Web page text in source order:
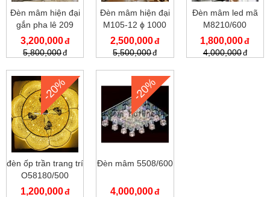
Đèn mâm hiện đại
gắn pha lê 209
3,200,000
5,800,000
Đèn mâm hiện đại
M105-12 ϕ 1000
mm
2,500,000
5,500,000
Đèn mâm led mã
M8210/600
1,800,000
4,000,000
-20%
đèn ốp trần trang trí
O58180/500
1,200,000
-20%
Đèn mâm 5508/600
4,000,000